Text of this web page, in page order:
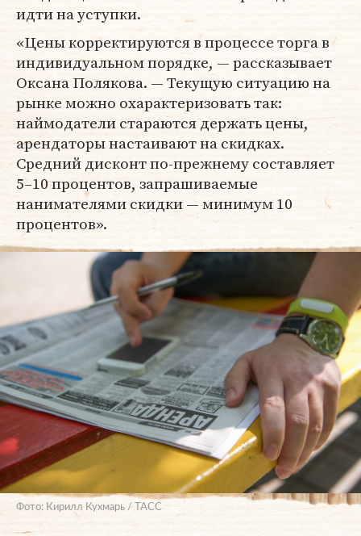
идти на уступки.
«Цены корректируются в процессе торга в
индивидуальном порядке, — рассказывает
Оксана Полякова. — Текущую ситуацию на
рынке можно охарактеризовать так:
наймодатели стараются держать цены,
арендаторы настаивают на скидках.
Средний дисконт по-прежнему составляет
5–10 процентов, запрашиваемые
нанимателями скидки — минимум 10
процентов».
Фото: Кирилл Кухмарь / ТАСС